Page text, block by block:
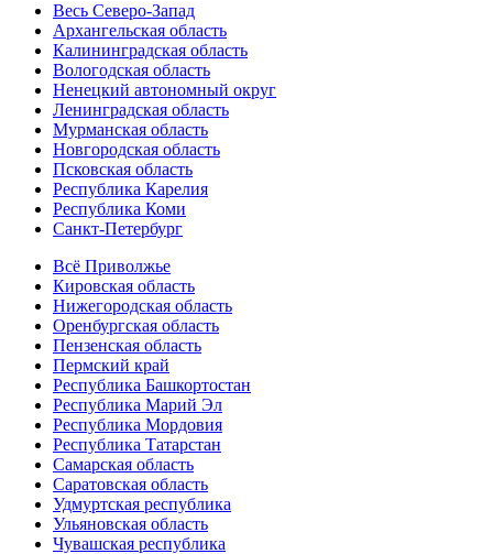
Весь Северо-Запад
Архангельская область
Калининградская область
Вологодская область
Ненецкий автономный округ
Ленинградская область
Мурманская область
Новгородская область
Псковская область
Республика Карелия
Республика Коми
Санкт-Петербург
Всё Приволжье
Кировская область
Нижегородская область
Оренбургская область
Пензенская область
Пермский край
Республика Башкортостан
Республика Марий Эл
Республика Мордовия
Республика Татарстан
Самарская область
Саратовская область
Удмуртская республика
Ульяновская область
Чувашская республика